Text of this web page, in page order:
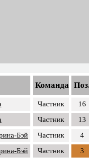
Команда
Частник
16
Частник
13
Бэй Частник
4
Бэй Частник 3